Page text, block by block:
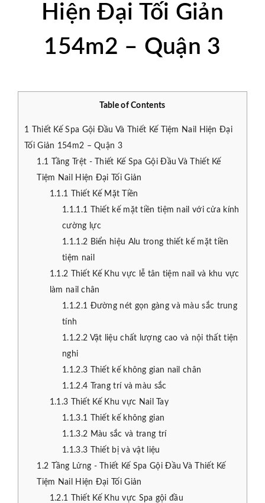
Hiện Đại Tối Giản
154m2 – Quận 3
Table of Contents
1
Thiết Kế Spa Gội Đầu Và Thiết Kế Tiệm Nail Hiện Đại
Tối Giản 154m2 – Quận 3
1.1
Tầng Trệt - Thiết Kế Spa Gội Đầu Và Thiết Kế
Tiệm Nail Hiện Đại Tối Giản
1.1.1
Thiết Kế Mặt Tiền
1.1.1.1
Thiết kế mặt tiền tiệm nail với cửa kính
cường lực
1.1.1.2 Biển hiệu Alu trong thiết kế mặt tiền
tiệm nail
1.1.2 Thiết Kế Khu vực lễ tân tiệm nail và khu vực
làm nail chân
1.1.2.1
Đường nét gọn gàng và màu sắc trung
tính
1.1.2.2 Vật liệu chất lượng cao và nội thất tiện
nghi
1.1.2.3 Thiết kế không gian nail chân
1.1.2.4 Trang trí và màu sắc
1.1.3 Thiết Kế Khu vực Nail Tay
1.1.3.1
Thiết kế không gian
1.1.3.2 Màu sắc và trang trí
1.1.3.3 Thiết bị và vật liệu
1.2 Tầng Lửng - Thiết Kế Spa Gội Đầu Và Thiết Kế
Tiệm Nail Hiện Đại Tối Giản
1.2.1
Thiết Kế Khu vực Spa gội đầu